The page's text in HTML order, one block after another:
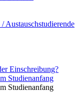
Austauschstudierende
Einschreibung?
Studienanfang
Studienanfang